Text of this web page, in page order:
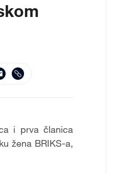
i prva članica
žena BRIKS-a,